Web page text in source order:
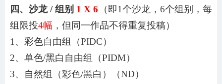
四、沙龙/ 组别 1 X6 （即1个沙龙， 6个组别，每
组限投4幅 ，但同一作品不得重复投稿）
1、彩色自由组（PIDC）
2、单色/黑白自由组（PIDM）
3、自然组（彩色/黑白）（ND）